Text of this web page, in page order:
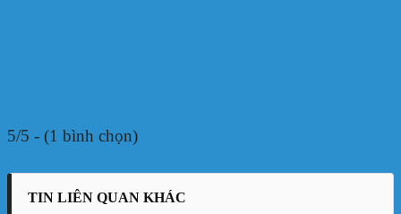
5/5 - (1 bình chọn)
TIN LIÊN QUAN KHÁC